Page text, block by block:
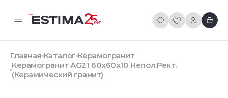
Главная Каталог Керамогранит
Керамогранит AG21 60x60x10 Непол.Рект.
(Керамический гранит)